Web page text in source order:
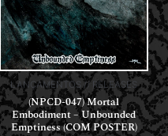
LANÇAMENTOS // RELEASES
(NPCD-047) Mortal
Embodiment – Unbounded
Emptiness (COM POSTER)